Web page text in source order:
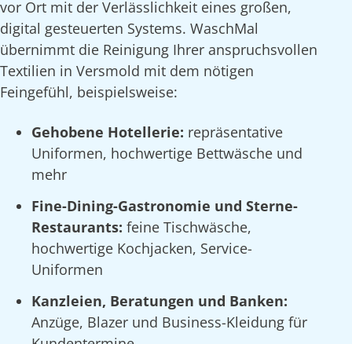
vor Ort mit der Verlässlichkeit eines großen,
digital gesteuerten Systems. WaschMal
übernimmt die Reinigung Ihrer anspruchsvollen
Textilien in Versmold mit dem nötigen
Feingefühl, beispielsweise:
Gehobene Hotellerie: repräsentative
Uniformen, hochwertige Bettwäsche und
mehr
Fine-Dining-Gastronomie und Sterne-
Restaurants: feine Tischwäsche,
hochwertige Kochjacken, Service-
Uniformen
Kanzleien, Beratungen und Banken:
Anzüge, Blazer und Business-Kleidung für